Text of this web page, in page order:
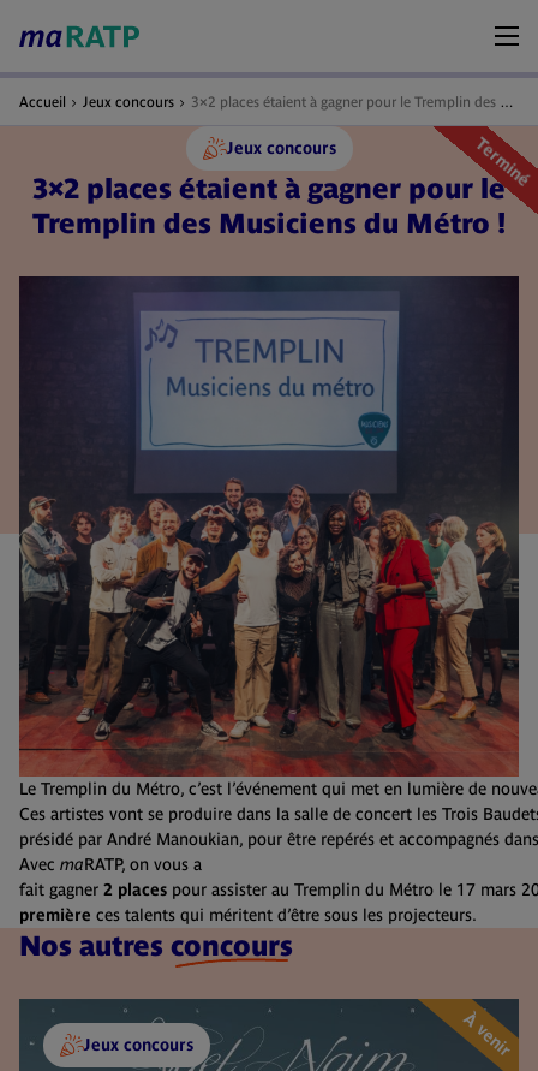
Accueil Jeux concours 3×2 places étaient à gagner pour le Tremplin des Musiciens du Métro !
Jeux concours
3×2 places étaient à gagner pour le
Tremplin des Musiciens du Métro !
Terminé
Le Tremplin du Métro, c’est l’événement qui met en lumière de
Ces artistes vont se produire dans la salle de concert les Trois
présidé par André Manoukian, pour être repérés et accompagnés
Avec maRATP, on vous a
fait gagner 2 places pour assister au Tremplin du Métro le 17 mars
première ces talents qui méritent d’être sous les projecteurs.
Nos autres concours
Jeux concours À venir